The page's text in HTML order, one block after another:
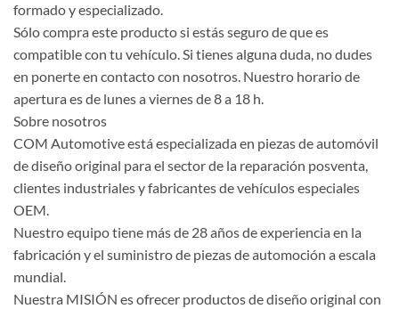
formado y especializado.
Sólo compra este producto si estás seguro de que es
compatible con tu vehículo. Si tienes alguna duda, no dudes
en ponerte en contacto con nosotros. Nuestro horario de
apertura es de lunes a viernes de 8 a 18 h.
Sobre nosotros
COM Automotive está especializada en piezas de automóvil
de diseño original para el sector de la reparación posventa,
clientes industriales y fabricantes de vehículos especiales
OEM.
Nuestro equipo tiene más de 28 años de experiencia en la
fabricación y el suministro de piezas de automoción a escala
mundial.
Nuestra MISIÓN es ofrecer productos de diseño original con